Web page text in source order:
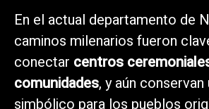
En el actual departamento de
caminos milenarios fueron
conectar centros
comunidades, y aún
simbólico para los pueblos